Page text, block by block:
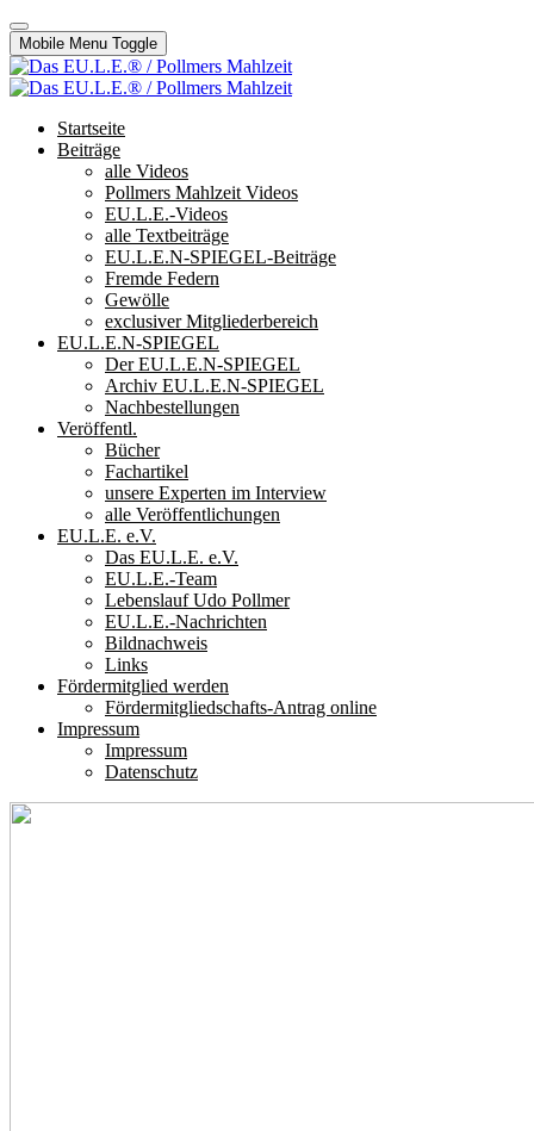
Mobile Menu Toggle
Startseite
Beiträge
alle Videos
Pollmers Mahlzeit Videos
EU.L.E.-Videos
alle Textbeiträge
EU.L.E.N-SPIEGEL-Beiträge
Fremde Federn
Gewölle
exclusiver Mitgliederbereich
EU.L.E.N-SPIEGEL
Der EU.L.E.N-SPIEGEL
Archiv EU.L.E.N-SPIEGEL
Nachbestellungen
Veröffentl.
Bücher
Fachartikel
unsere Experten im Interview
alle Veröffentlichungen
EU.L.E. e.V.
Das EU.L.E. e.V.
EU.L.E.-Team
Lebenslauf Udo Pollmer
EU.L.E.-Nachrichten
Bildnachweis
Links
Fördermitglied werden
Fördermitgliedschafts-Antrag online
Impressum
Impressum
Datenschutz